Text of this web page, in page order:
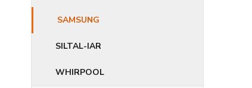
SAMSUNG
SILTAL-IAR
WHIRPOOL